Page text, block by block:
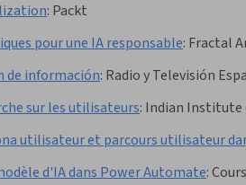
: Packt
pour une IA responsable: Fractal
de información: Radio y Televisión
sur les utilisateurs: Indian Institute
utilisateur et parcours utilisateur
d'IA dans Power Automate: